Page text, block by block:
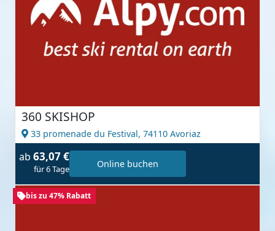
360 SKISHOP
33 promenade du Festival, 74110 Avoriaz
ab 63,07 €
für 6 Tage Online buchen
bis zu 47% Rabatt